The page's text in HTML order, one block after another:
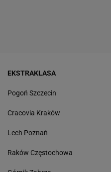
EKSTRAKLASA
Pogoń Szczecin
Cracovia Kraków
Lech Poznań
Raków Częstochowa